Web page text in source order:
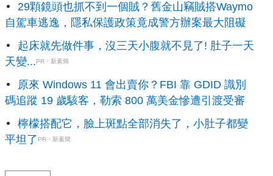
29顆鏡頭也抓不到一個賊？舊金山竊賊搭Waymo
自駕車逃逸，隱私保護政策竟成警方辦案最大阻礙
起床就先做件事，沒三天小腹就不見了! 肚子一天
天變...PR・新素簡
原來 Windows 11 會出賣你？FBI 靠 GDID 識別
碼追蹤 19 歲駭客，勒索 800 萬美金慘遭引渡受審
檸檬搭配它，臉上斑點全部消失了，小肚子都變
平坦了 PR・新素簡